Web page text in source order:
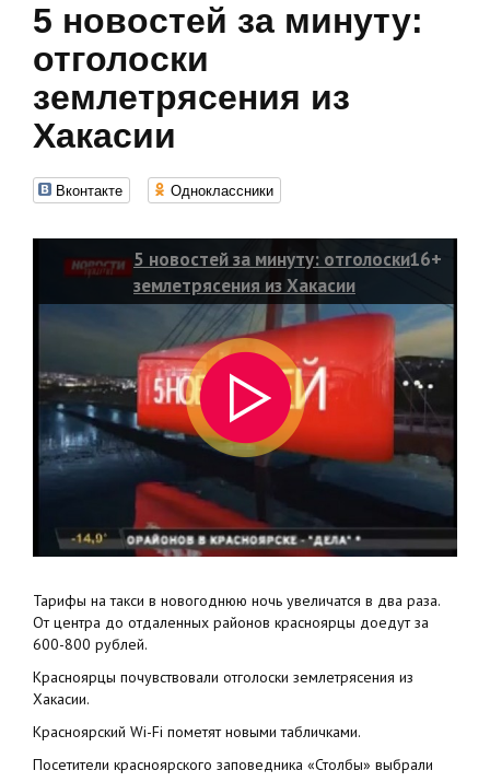
5 новостей за минуту:
отголоски
землетрясения из
Хакасии
Вконтакте Одноклассники
5 новостей за минуту: отголоски
землетрясения из Хакасии
16+
Тарифы на такси в новогоднюю ночь увеличатся в два раза.
От центра до отдаленных районов красноярцы доедут за
600-800 рублей.
Красноярцы почувствовали отголоски землетрясения из
Хакасии.
Красноярский Wi-Fi пометят новыми табличками.
Посетители красноярского заповедника «Столбы» выбрали